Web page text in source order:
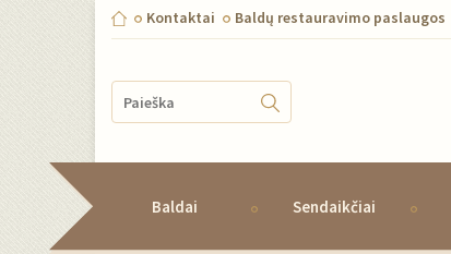
Kontaktai Baldų restauravimo paslaugos
Baldai Sendaikčiai